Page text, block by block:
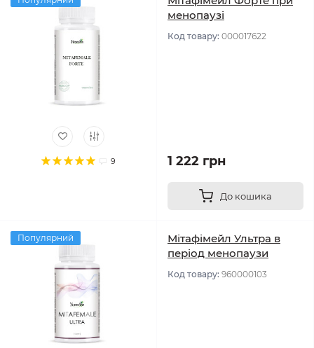
9
менопаузі
Код товару: 000017622
1 222 грн
До кошика
Популярний
Мітафімейл Ультра в
період менопаузи
Код товару: 960000103